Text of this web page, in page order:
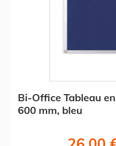
Bi-Office Tableau
600 mm, bleu